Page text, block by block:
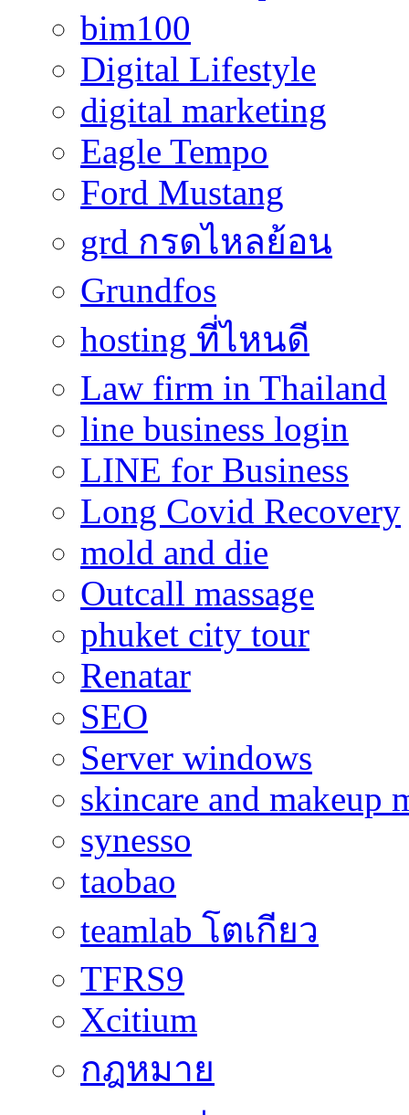
bim100
Digital Lifestyle
digital marketing
Eagle Tempo
Ford Mustang
grd กรดไหลย้อน
Grundfos
hosting ที่ไหนดี
Law firm in Thailand
line business login
LINE for Business
Long Covid Recovery
mold and die
Outcall massage
phuket city tour
Renatar
SEO
Server windows
skincare and makeup
synesso
taobao
teamlab โตเกียว
TFRS9
Xcitium
กฎหมาย